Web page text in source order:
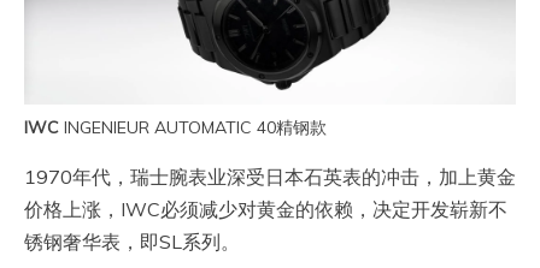
IWC INGENIEUR AUTOMATIC 40精钢款
1970年代，瑞士腕表业深受日本石英表的冲击，加上黄金
价格上涨，IWC必须减少对黄金的依赖，决定开发崭新不
锈钢奢华表，即SL系列。